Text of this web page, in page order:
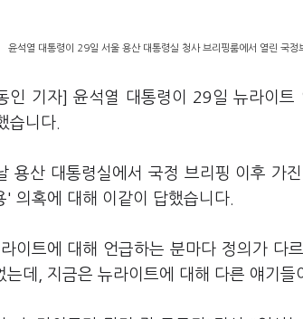
윤석열 대통령이 29일 서울 용산 대통령실 청사 브리핑룸에서 열린 국
인 기자] 윤석열 대통령이 29일 뉴라이
습니다.
용산 대통령실에서 국정 브리핑 이후 가
' 의혹에 대해 이같이 답했습니다.
이트에 대해 언급하는 분마다 정의가 다
는데, 지금은 뉴라이트에 대해 다른 얘기